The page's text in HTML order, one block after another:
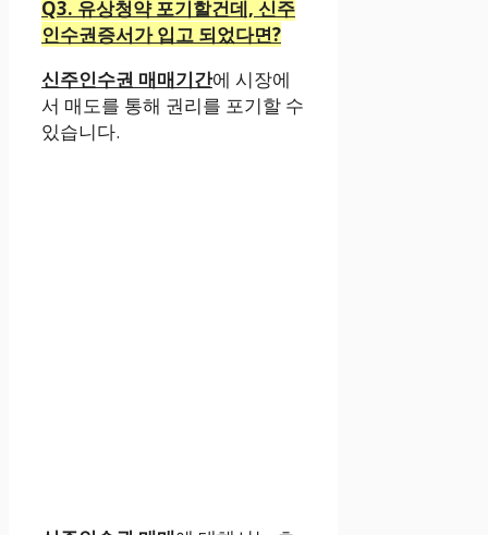
Q3. 유상청약 포기할건데, 신주
인수권증서가 입고 되었다면?
신주인수권 매매기간에 시장에
서 매도를 통해 권리를 포기할 수
있습니다.